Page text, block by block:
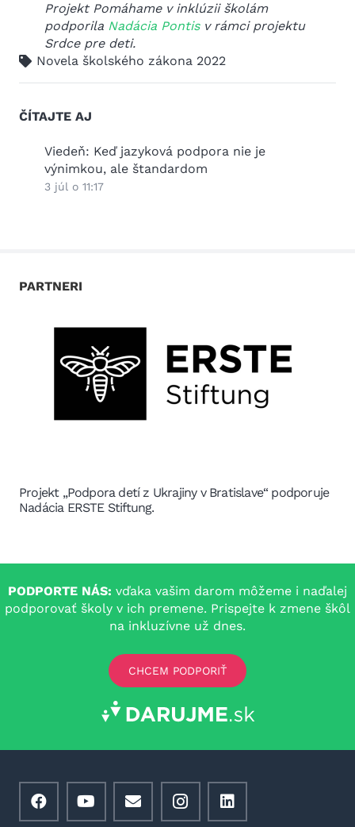
Projekt Pomáhame v inklúzii školám
podporila Nadácia Pontisv rámci projektu
Srdce pre deti.
Novela školského zákona 2022
ČÍTAJTE AJ
Viedeň: Keď jazyková podpora nie je
výnimkou, ale štandardom
3 júl o 11:17
PARTNERI
Projekt „Podpora detí z Ukrajiny v Bratislave“ podporuje
Nadácia ERSTE Stiftung.
PODPORTE NÁS: vďaka vašim darom môžeme i naďalej
podporovať školy v ich premene. Prispejte k zmene škôl
na inkluzívne už dnes.
CHCEM PODPORIŤ